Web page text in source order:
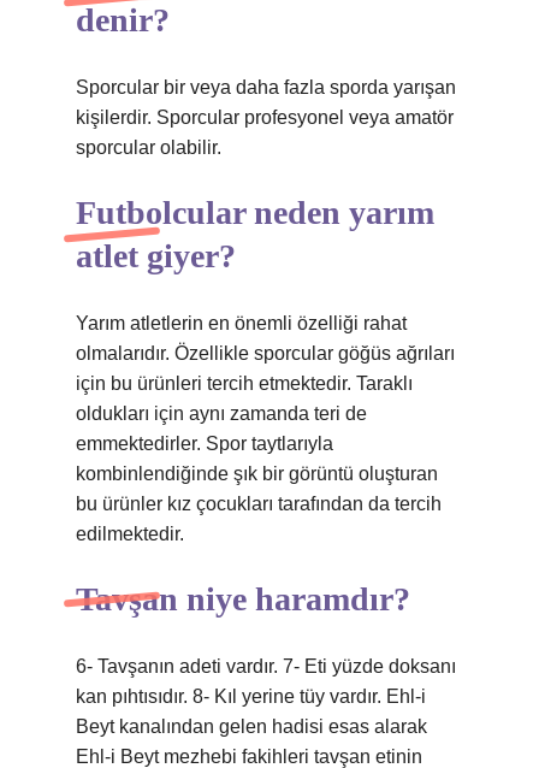
denir?
Sporcular bir veya daha fazla sporda yarışan
kişilerdir. Sporcular profesyonel veya amatör
sporcular olabilir.
Futbolcular neden yarım
atlet giyer?
Yarım atletlerin en önemli özelliği rahat
olmalarıdır. Özellikle sporcular göğüs ağrıları
için bu ürünleri tercih etmektedir. Taraklı
oldukları için aynı zamanda teri de
emmektedirler. Spor taytlarıyla
kombinlendiğinde şık bir görüntü oluşturan
bu ürünler kız çocukları tarafından da tercih
edilmektedir.
Tavşan niye haramdır?
6- Tavşanın adeti vardır. 7- Eti yüzde doksanı
kan pıhtısıdır. 8- Kıl yerine tüy vardır. Ehl-i
Beyt kanalından gelen hadisi esas alarak
Ehl-i Beyt mezhebi fakihleri ​​tavşan etinin